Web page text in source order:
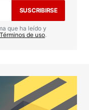
SUSCRIBIRSE
que ha leído y
Términos de uso.